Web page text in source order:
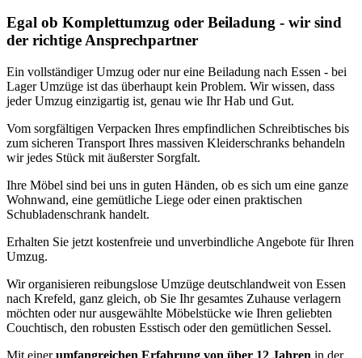
Egal ob Komplettumzug oder Beiladung - wir sind
der richtige Ansprechpartner
Ein vollständiger Umzug oder nur eine Beiladung nach Essen - bei
Lager Umzüge ist das überhaupt kein Problem. Wir wissen, dass
jeder Umzug einzigartig ist, genau wie Ihr Hab und Gut.
Vom sorgfältigen Verpacken Ihres empfindlichen Schreibtisches bis
zum sicheren Transport Ihres massiven Kleiderschranks behandeln
wir jedes Stück mit äußerster Sorgfalt.
Ihre Möbel sind bei uns in guten Händen, ob es sich um eine ganze
Wohnwand, eine gemütliche Liege oder einen praktischen
Schubladenschrank handelt.
Erhalten Sie jetzt kostenfreie und unverbindliche Angebote für Ihren
Umzug.
Wir organisieren reibungslose Umzüge deutschlandweit von Essen
nach Krefeld, ganz gleich, ob Sie Ihr gesamtes Zuhause verlagern
möchten oder nur ausgewählte Möbelstücke wie Ihren geliebten
Couchtisch, den robusten Esstisch oder den gemütlichen Sessel.
Mit einerumfangreichen Erfahrung von über 12 Jahren in der